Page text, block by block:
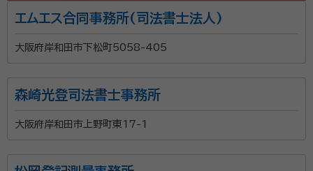
エムエス合同事務所(司法書士法人)
大阪府岸和田市下松町5058-405
森崎光登司法書士事務所
大阪府岸和田市上野町東17-1